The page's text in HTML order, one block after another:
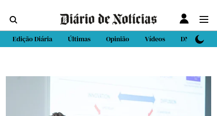
Edição Diária Últimas Opinião Vídeos DN Sport